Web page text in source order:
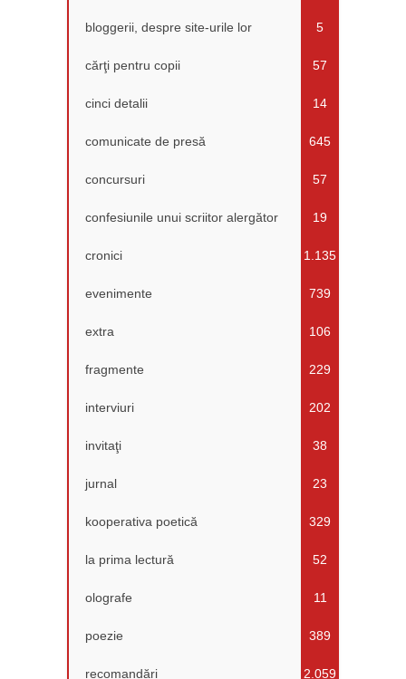
bloggerii, despre site-urile lor 5
cărţi pentru copii 57
cinci detalii 14
comunicate de presă 645
concursuri 57
confesiunile unui scriitor alergător 19
cronici 1.135
evenimente 739
extra 106
fragmente 229
interviuri 202
invitaţi 38
jurnal 23
kooperativa poetică 329
la prima lectură 52
olografe 11
poezie 389
recomandări 2.059